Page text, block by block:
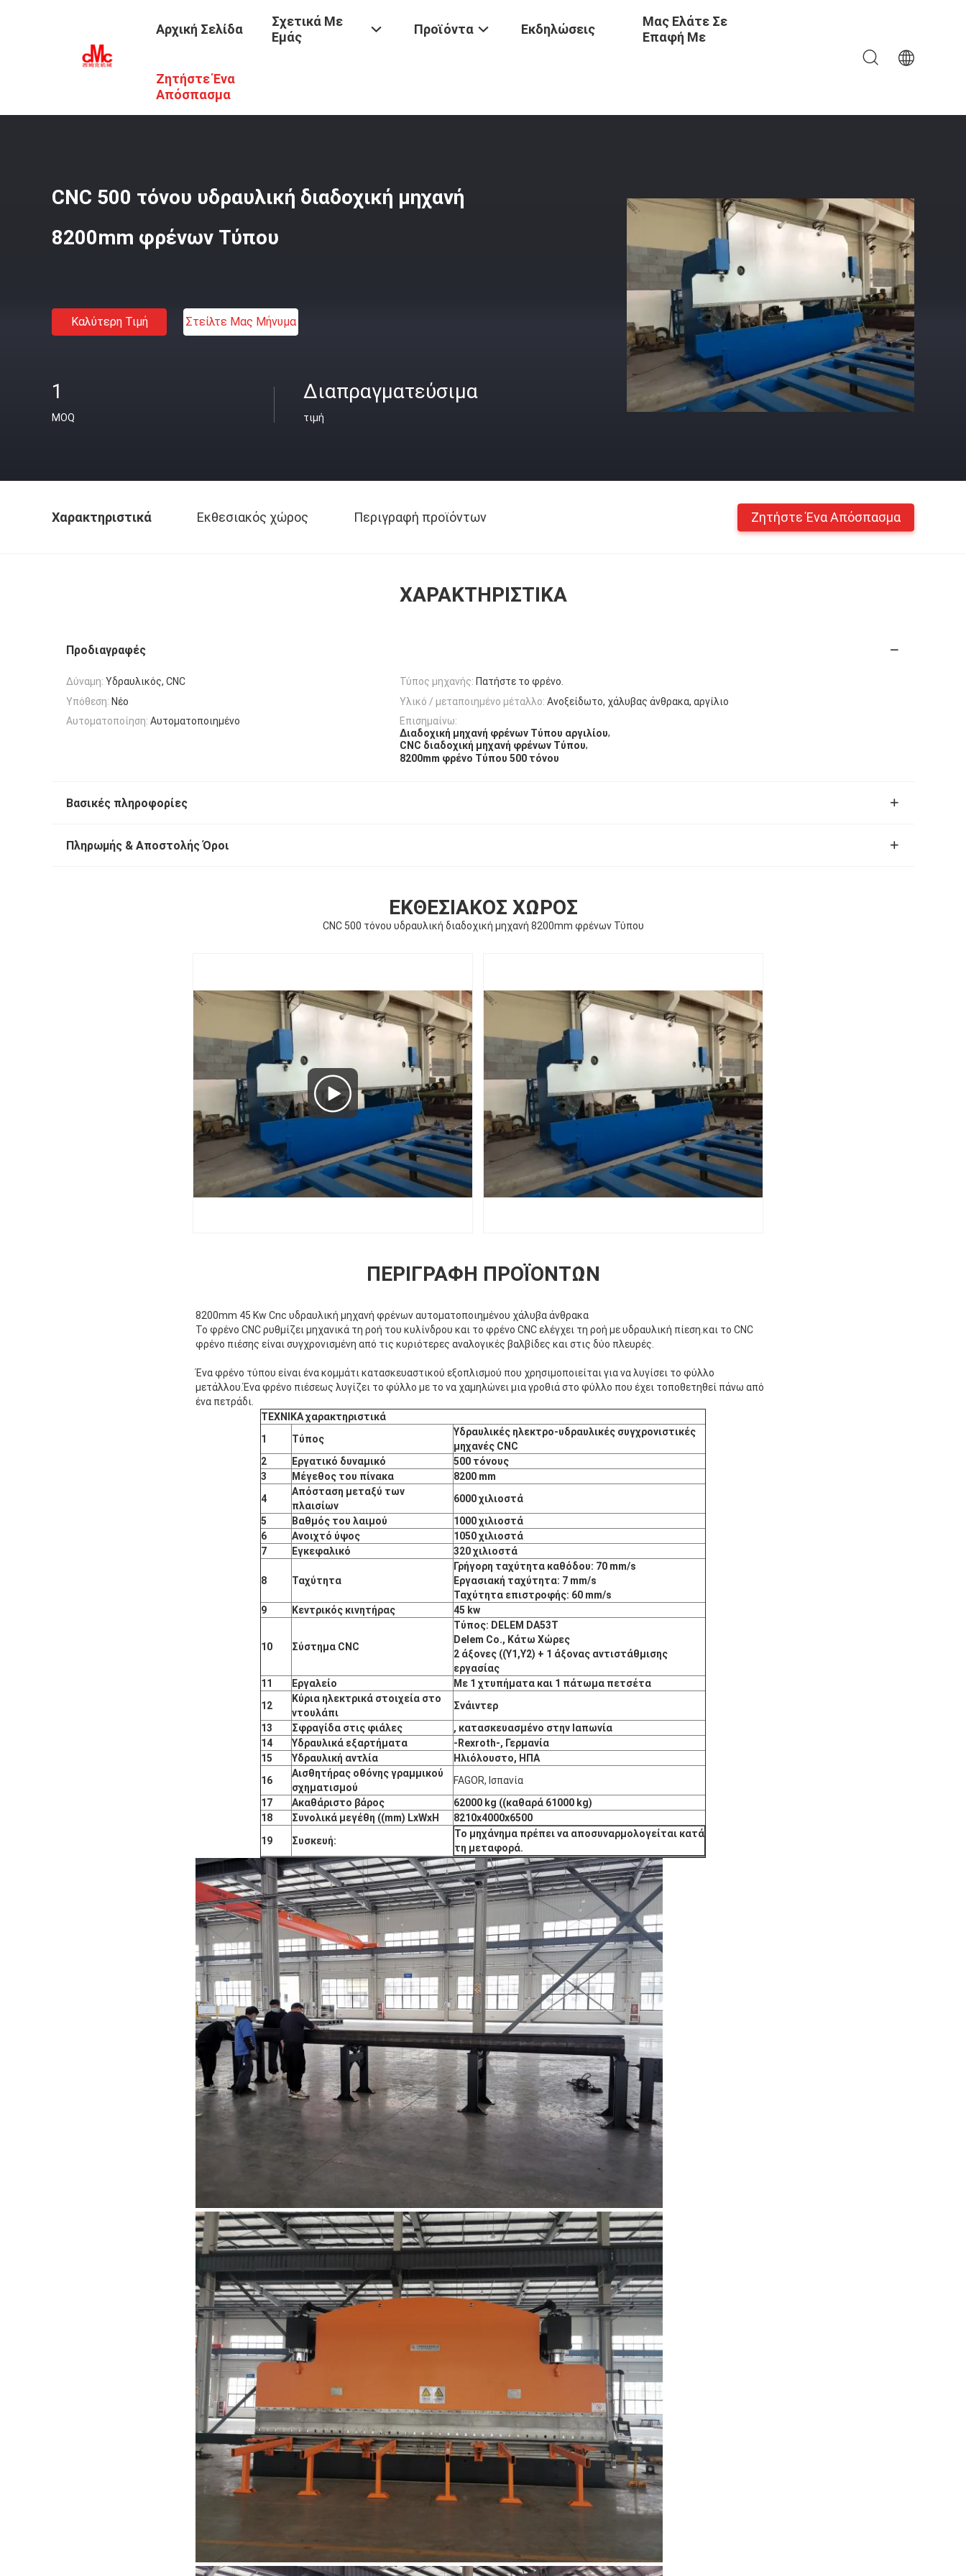
Αρχική Σελίδα
Σχετικά Με
Εμάς
Προϊόντα Εκδηλώσεις
Μας Ελάτε Σε
Επαφή Με
Ζητήστε Ένα
Απόσπασμα
Προϊόντα / Cnc Υδραυλικό Φρένο Τύπου
CNC 500 τόνου υδραυλική διαδοχική μηχανή
8200mm φρένων Τύπου
Καλύτερη Τιμή Στείλτε Μας Μήνυμα
1
MOQ
Διαπραγματεύσιμα
τιμή
Χαρακτηριστικά Εκθεσιακός χώρος Περιγραφή προϊόντων Ζητήστε Ένα Απόσπασμα
ΧΑΡΑΚΤΗΡΙΣΤΙΚΆ
Προδιαγραφές
Δύναμη: Υδραυλικός, CNC Τύπος μηχανής: Πατήστε το φρένο.
Υπόθεση: Νέο Υλικό / μεταποιημένο μέταλλο: Ανοξείδωτο, χάλυβας άνθρακα, αργίλιο
Αυτοματοποίηση: Αυτοματοποιημένο
Επισημαίνω:
Διαδοχική μηχανή φρένων Τύπου αργιλίου,
CNC διαδοχική μηχανή φρένων Τύπου,
8200mm φρένο Τύπου 500 τόνου
Βασικές πληροφορίες
Πληρωμής & Αποστολής Όροι
ΕΚΘΕΣΙΑΚΌΣ ΧΏΡΟΣ
CNC 500 τόνου υδραυλική διαδοχική μηχανή 8200mm φρένων Τύπου
ΠΕΡΙΓΡΑΦΉ ΠΡΟΪΌΝΤΩΝ
8200mm 45 Kw Cnc υδραυλική μηχανή φρένων αυτοματοποιημένου χάλυβα άνθρακα
Το φρένο CNC ρυθμίζει μηχανικά τη ροή του κυλίνδρου και το φρένο CNC ελέγχει τη ροή με υδραυλική πίεση.και το CNC
φρένο πιέσης είναι συγχρονισμένη από τις κυριότερες αναλογικές βαλβίδες και στις δύο πλευρές.
Ένα φρένο τύπου είναι ένα κομμάτι κατασκευαστικού εξοπλισμού που χρησιμοποιείται για να λυγίσει το φύλλο
μετάλλου.Ένα φρένο πιέσεως λυγίζει το φύλλο με το να χαμηλώνει μια γροθιά στο φύλλο που έχει τοποθετηθεί πάνω από
ένα πετράδι.
ΤΕΧΝΙΚΑ χαρακτηριστικά
1
Τύπος
Υδραυλικές ηλεκτρο-υδραυλικές συγχρονιστικές
μηχανές CNC
2
Εργατικό δυναμικό
500 τόνους
3
Μέγεθος του πίνακα
8200 mm
4
Απόσταση μεταξύ των
πλαισίων
6000 χιλιοστά
5
Βαθμός του λαιμού
1000 χιλιοστά
6
Ανοιχτό ύψος
1050 χιλιοστά
7
Εγκεφαλικό 320 χιλιοστά
8 Ταχύτητα
Γρήγορη ταχύτητα καθόδου: 70 mm/s
Εργασιακή ταχύτητα: 7 mm/s
Ταχύτητα επιστροφής: 60 mm/s
9
Κεντρικός κινητήρας 45 kw
10 Σύστημα CNC
Τύπος: DELEM DA53T
Delem Co., Κάτω Χώρες
2 άξονες ((Y1,Y2) + 1 άξονας αντιστάθμισης
εργασίας
11
Εργαλείο
Με 1 χτυπήματα και 1 πάτωμα πετσέτα
12
Κύρια ηλεκτρικά στοιχεία στο
ντουλάπι
Σνάιντερ
13
Σφραγίδα στις φιάλες
, κατασκευασμένο στην Ιαπωνία
14
Υδραυλικά εξαρτήματα -Rexroth-, Γερμανία
15
Υδραυλική αντλία
Ηλιόλουστο, ΗΠΑ
16
Αισθητήρας οθόνης γραμμικού
σχηματισμού
FAGOR, Ισπανία
17
Ακαθάριστο βάρος
62000 kg ((καθαρά 61000 kg)
18
Συνολικά μεγέθη ((mm) LxWxH
8210x4000x6500
19
Συσκευή:
Το μηχάνημα πρέπει να αποσυναρμολογείται κατά
τη μεταφορά.